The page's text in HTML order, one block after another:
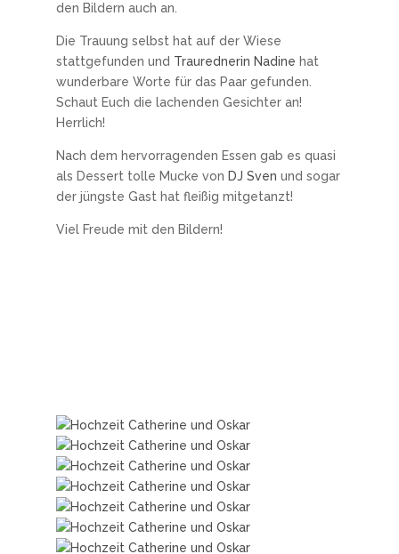
den Bildern auch an.
Die Trauung selbst hat auf der Wiese
stattgefunden und Traurednerin Nadine hat
wunderbare Worte für das Paar gefunden.
Schaut Euch die lachenden Gesichter an!
Herrlich!
Nach dem hervorragenden Essen gab es quasi
als Dessert tolle Mucke von DJ Sven und sogar
der jüngste Gast hat fleißig mitgetanzt!
Viel Freude mit den Bildern!